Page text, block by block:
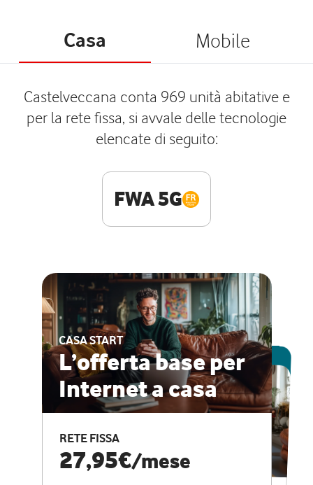
Casa Mobile
Castelveccana conta 969 unità abitative e
per la rete fissa, si avvale delle tecnologie
elencate di seguito:
FWA 5G
CASA START
L’offerta base per
Internet a casa
RETE FISSA
27,95€/mese
ESCLUSIVA ONLINE
CASA PRO
Internet veloce e
vantaggi speciali